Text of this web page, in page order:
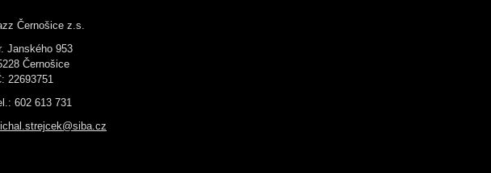
Černošice z.s.
Janského 953
Černošice
22693751
602 613 731